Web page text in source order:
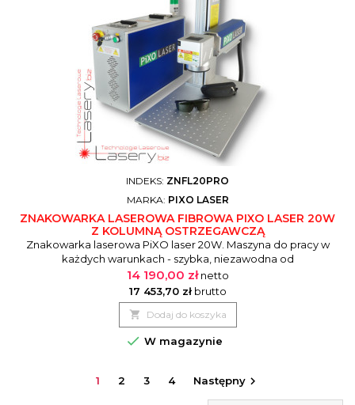
INDEKS: ZNFL20PRO
MARKA: PIXO LASER
ZNAKOWARKA LASEROWA FIBROWA PIXO LASER 20W
Z KOLUMNĄ OSTRZEGAWCZĄ
Znakowarka laserowa PiXO laser 20W. Maszyna do pracy w
każdych warunkach - szybka, niezawodna od
doświadczonego dostawcy. Możliwość konfiguracji mocy -
od 20 do 50W Możliwość konfiguracji pola pracy - od 70 -
300mm. Bogate opcjonalne wyposażenie wykorzystujące
potęgę urządzenia.
14 190,00 zł netto
17 453,70 zł brutto
 Dodaj do koszyka
 W magazynie
1 2 3 4 Następny